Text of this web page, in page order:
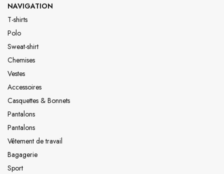
NAVIGATION
T-shirts
Polo
Sweat-shirt
Chemises
Vestes
Accessoires
Casquettes & Bonnets
Pantalons
Pantalons
Vêtement de travail
Bagagerie
Sport